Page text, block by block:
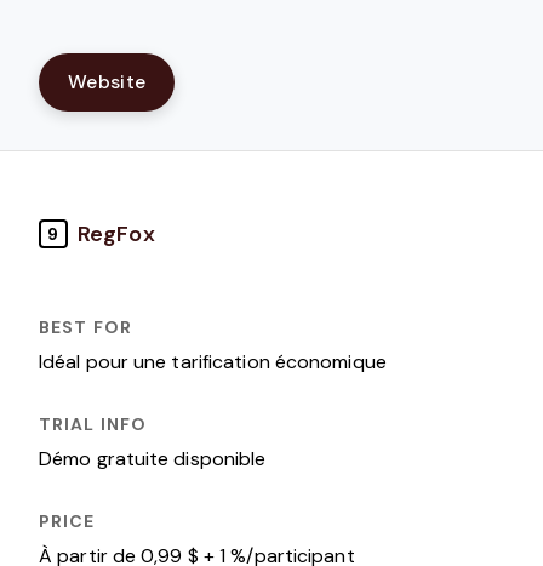
Website
9 RegFox
Idéal pour une tarification économique
Démo gratuite disponible
À partir de 0,99 $ + 1 %/participant